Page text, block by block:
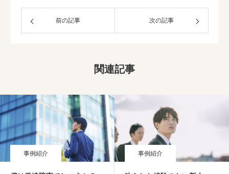
前の記事 次の記事
関連記事
事例紹介 事例紹介